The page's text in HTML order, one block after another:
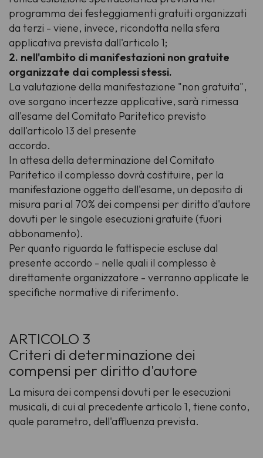
programma dei festeggiamenti gratuiti organizzati
da terzi - viene, invece, ricondotta nella sfera
applicativa prevista dall'articolo 1;
2. nell'ambito di manifestazioni non gratuite
organizzate dai complessi stessi.
La valutazione della manifestazione "non gratuita",
ove sorgano incertezze applicative, sarà rimessa
all'esame del Comitato Paritetico previsto
dall'articolo 13 del presente
accordo.
In attesa della determinazione del Comitato
Paritetico il complesso dovrà costituire, per la
manifestazione oggetto dell'esame, un deposito di
misura pari al 70% dei compensi per diritto d'autore
dovuti per le singole esecuzioni gratuite (fuori
abbonamento).
Per quanto riguarda le fattispecie escluse dal
presente accordo - nelle quali il complesso è
direttamente organizzatore - verranno applicate le
specifiche normative di riferimento.
ARTICOLO 3
Criteri di determinazione dei
compensi per diritto d'autore
La misura dei compensi dovuti per le esecuzioni
musicali, di cui al precedente articolo 1, tiene conto,
quale parametro, dell'affluenza prevista.